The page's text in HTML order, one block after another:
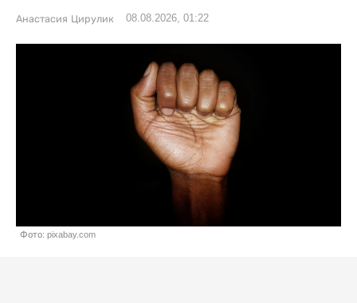
Анастасия Цирулик 08.08.2026, 01:22
Фото: pixabay.com